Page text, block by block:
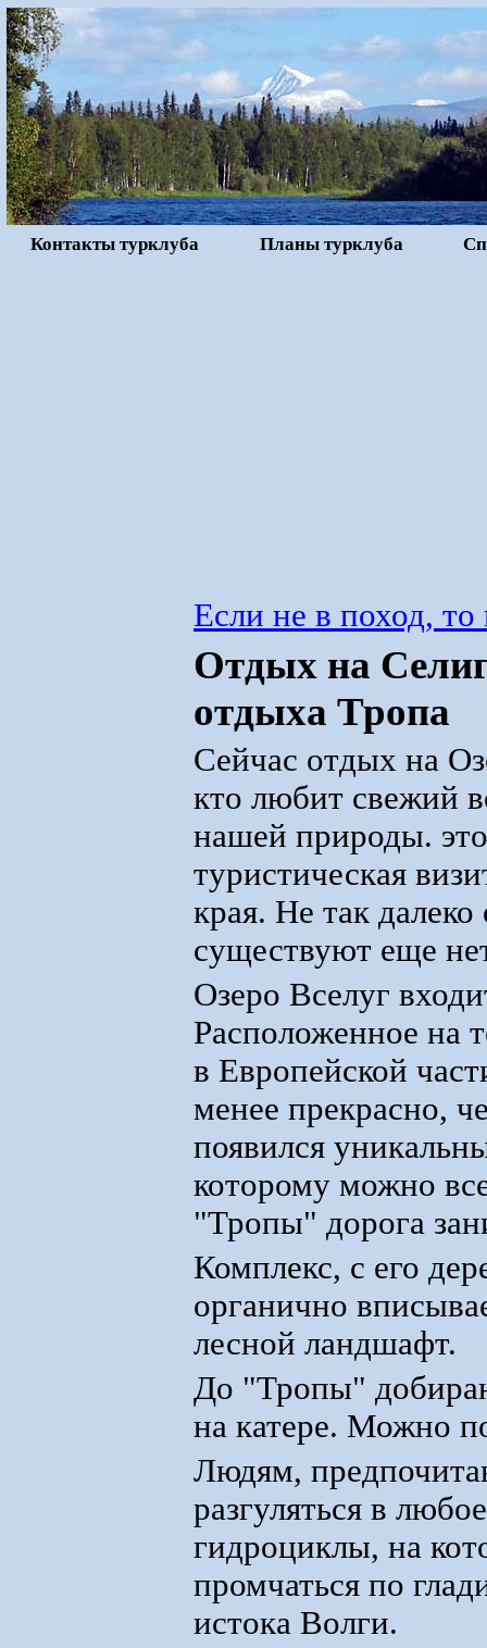
Контакты турклуба Планы турклуба
Если не в поход, то
Отдых на
отдыха Тропа
Сейчас отдых на
кто любит свежий
нашей природы.
туристическая
края. Не так далеко
существуют еще
Озеро Вселуг
Расположенное на
в Европейской
менее прекрасно,
появился
которому можно
"Тропы" дорога
Комплекс, с его
органично
лесной ландшафт.
До "Тропы"
на катере. Можно
Людям,
разгуляться в
гидроциклы, на
промчаться по
истока Волги.